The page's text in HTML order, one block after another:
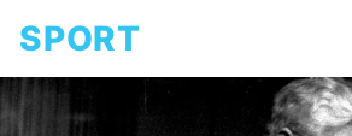
SPORT